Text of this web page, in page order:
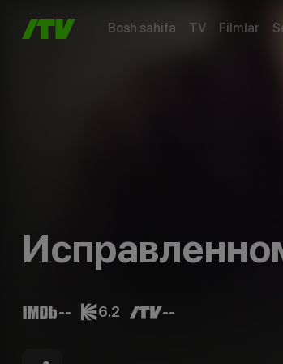
Bosh sahifa TV Filmlar
-- 6.2 --